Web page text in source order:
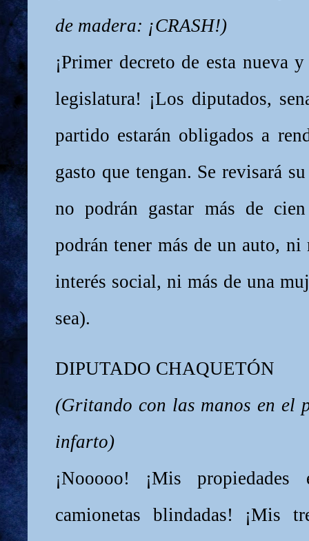
de madera: ¡CRASH!)
¡Primer decreto de esta nueva
legislatura! ¡Los diputados,
partido estarán obligados a
gasto que tengan. Se revisará
no podrán gastar más de
podrán tener más de un auto, ni
interés social, ni más de una
sea).
DIPUTADO CHAQUETÓN
(Gritando con las manos en el
infarto)
¡Nooooo! ¡Mis
camionetas blindadas! ¡Mis